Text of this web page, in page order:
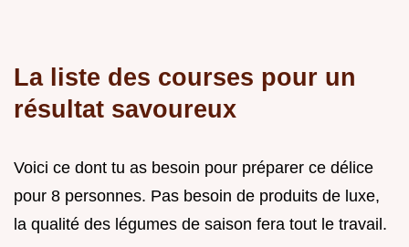
La liste des courses pour un
résultat savoureux
Voici ce dont tu as besoin pour préparer ce délice
pour 8 personnes. Pas besoin de produits de luxe,
la qualité des légumes de saison fera tout le travail.